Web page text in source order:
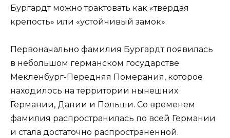
Бургардт можно трактовать как «твердая
крепость» или «устойчивый замок».
Первоначально фамилия Бургардт появилась
в небольшом германском государстве
Мекленбург-Передняя Померания, которое
находилось на территории нынешних
Германии, Дании и Польши. Со временем
фамилия распространилась по всей Германии
и стала достаточно распространенной.